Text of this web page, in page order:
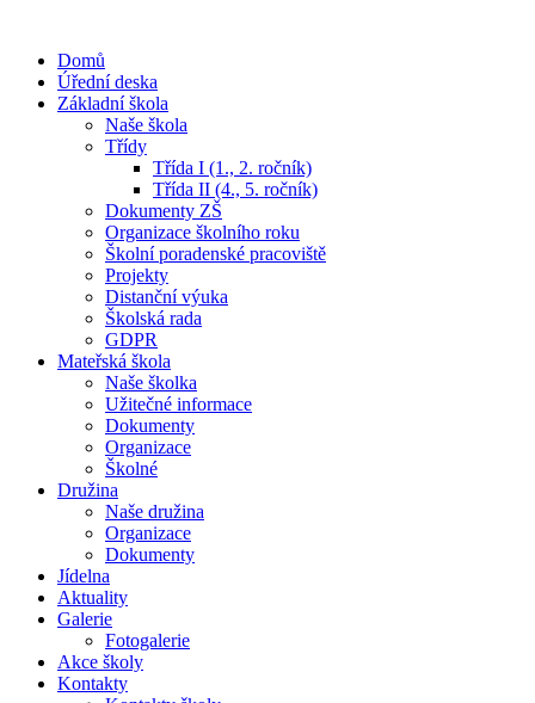
Domů
Úřední deska
Základní škola
Naše škola
Třídy
Třída I (1., 2. ročník)
Třída II (4., 5. ročník)
Dokumenty ZŠ
Organizace školního roku
Školní poradenské pracoviště
Projekty
Distanční výuka
Školská rada
GDPR
Mateřská škola
Naše školka
Užitečné informace
Dokumenty
Organizace
Školné
Družina
Naše družina
Organizace
Dokumenty
Jídelna
Aktuality
Galerie
Fotogalerie
Akce školy
Kontakty